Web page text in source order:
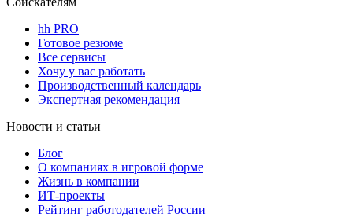
hh PRO
Готовое резюме
Все сервисы
Хочу у вас работать
Производственный календарь
Экспертная рекомендация
Новости и статьи
Блог
О компаниях в игровой форме
Жизнь в компании
ИТ-проекты
Рейтинг работодателей России